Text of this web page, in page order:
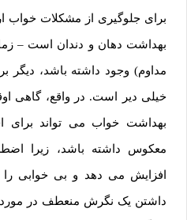
برای جلوگیری از مشکلات خواب
بهداشت دهان و دندان‌ است –
مداوم) وجود داشته باشد، دیگر
خیلی دیر است. در واقع، گاهی
بهداشت خواب می ‌تواند برای
معکوس داشته باشد، زیرا
افزایش می ‌دهد و بی خوابی
داشتن یک نگرش منعطف در